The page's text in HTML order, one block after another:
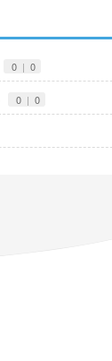
0 | 0
0 | 0